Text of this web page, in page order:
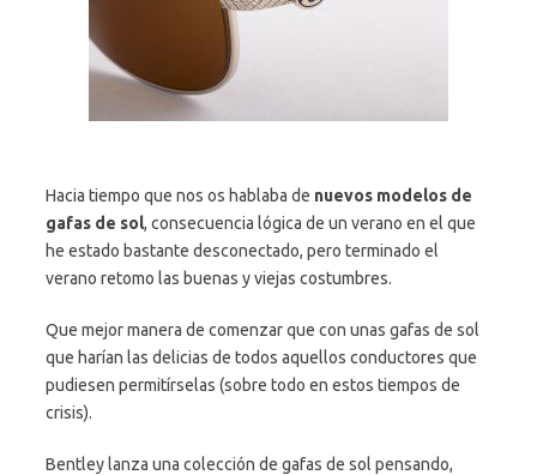
Hacia tiempo que nos os hablaba de nuevos modelos de
gafas de sol, consecuencia lógica de un verano en el que
he estado bastante desconectado, pero terminado el
verano retomo las buenas y viejas costumbres.
Que mejor manera de comenzar que con unas gafas de sol
que harían las delicias de todos aquellos conductores que
pudiesen permitírselas (sobre todo en estos tiempos de
crisis).
Bentley lanza una colección de gafas de sol pensando,